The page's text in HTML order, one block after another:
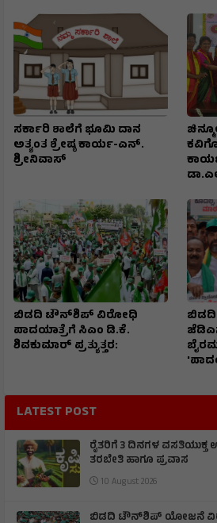
ಸರ್ಕಾರಿ ಶಾಲೆಗೆ ಭೂಮಿ ದಾನ
ಅತ್ಯಂತ ಶ್ರೇಷ್ಠ ಕಾರ್ಯ-ಎನ್.
ಶ್ರೀನಿವಾಸ್
ಬಿಡದಿ ಟೌನ್‌ಶಿಪ್ ವಿರೋಧಿ
ಪಾದಯಾತ್ರೆಗೆ ಸಿಎಂ ಡಿ.ಕೆ.
ಶಿವಕುಮಾರ್ ಪ್ರತ್ಯುತ್ತರ:
LATEST POST
ರೈತರಿಗೆ 3 ದಿನಗಳ
ತರಬೇತಿ ಹಾಗೂ ಪ್ರವಾಸ
10 August 2026
ಬಿಡದಿ ಟೌನ್‌ಶಿಪ್‌ ಯೋಜನೆ